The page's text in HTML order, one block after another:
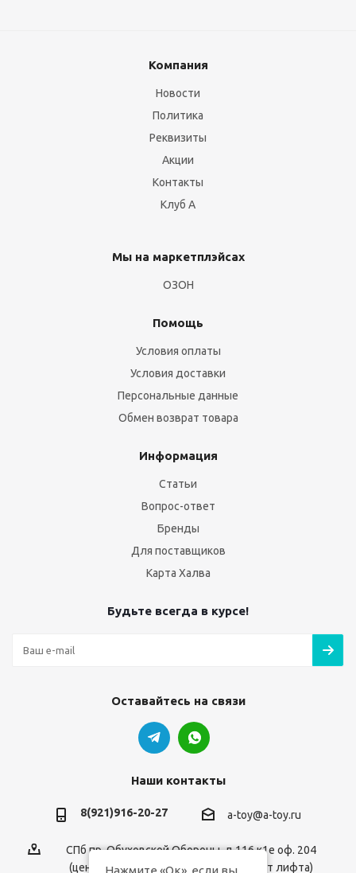
Компания
Новости
Политика
Реквизиты
Акции
Контакты
Клуб А
Мы на маркетплэйсах
ОЗОН
Помощь
Условия оплаты
Условия доставки
Персональные данные
Обмен возврат товара
Информация
Статьи
Вопрос-ответ
Бренды
Для поставщиков
Карта Халва
Будьте всегда в курсе!
Оставайтесь на связи
Наши контакты
8(921)916-20-27 a-toy@a-toy.ru
СПб пр. Обуховской Обороны, д.116 к1е оф. 204
(центральный вход 2-й этаж справа от лифта)
Нажмите «Ок», если вы